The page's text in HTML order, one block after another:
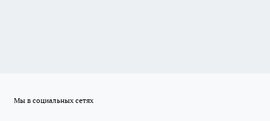
Мы в социальных сетях